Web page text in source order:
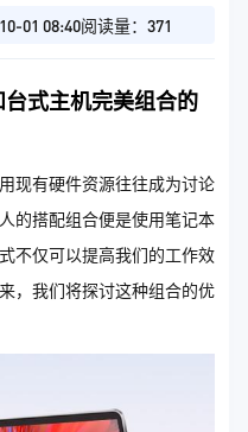
01 08:40阅读量：371
式主机完美组合的
现有硬件资源往往成为讨论
的搭配组合便是使用笔记本
不仅可以提高我们的工作效
，我们将探讨这种组合的优